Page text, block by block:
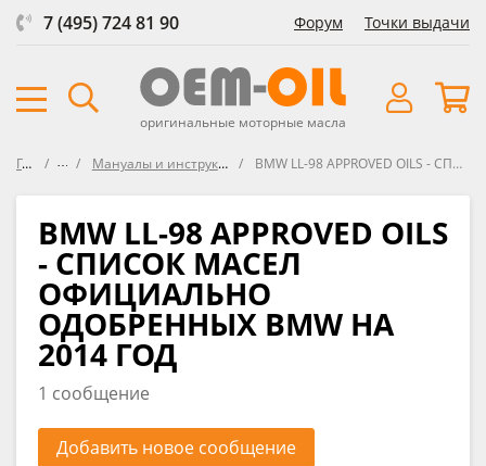
7 (495) 724 81 90 Форум Точки выдачи
оригинальные моторные масла
Главная ФорумМануалы и инструкции по эксплуатации автомобилей BMW BMW LL-98 APPROVED OILS - СПИСОК МАСЕЛ ОФИЦИАЛЬНО ОДОБРЕННЫХ BMW НА 2014 ГОД
BMW LL-98 APPROVED OILS
- СПИСОК МАСЕЛ
ОФИЦИАЛЬНО
ОДОБРЕННЫХ BMW НА
2014 ГОД
1 сообщение
Добавить новое сообщение